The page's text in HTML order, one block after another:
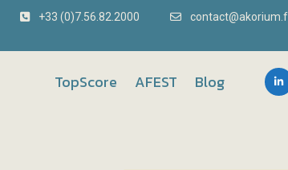
+33 (0)7.56.82.2000
TopScore AFEST Blog